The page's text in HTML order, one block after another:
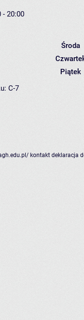
- 20:00
Środa
Piątek
C-7
kontakt deklaracja